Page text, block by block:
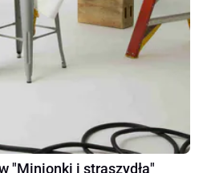
"Minionki i straszydła"